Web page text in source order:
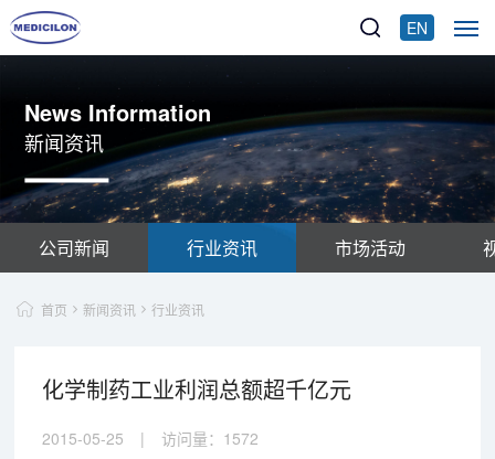
EN
News Information
新闻资讯
公司新闻 行业资讯 市场活动
首页 新闻资讯 行业资讯
化学制药工业利润总额超千亿元
2015-05-25 | 访问量： 1572